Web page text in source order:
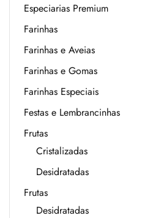
Especiarias Premium
Farinhas
Farinhas e Aveias
Farinhas e Gomas
Farinhas Especiais
Festas e Lembrancinhas
Frutas
Cristalizadas
Desidratadas
Frutas
Desidratadas